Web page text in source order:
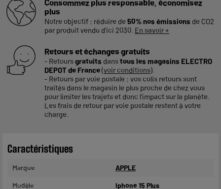
Consommez plus responsable, économisez
plus
Notre objectif : réduire de 50% nos émissions de CO2
par produit vendu d'ici 2030. En savoir +
Retours et échanges gratuits
- Retoursgratuits danstous les magasins ELECTRO
DEPOT de France(voir conditions).
- Retours par voie postale : vos colis retours sont
traités dans le magasin le plus proche de chez vous
pour limiter les trajets et donc l’impact sur la planète.
Les frais de retour par voie postale restent à votre
charge.
Caractéristiques
Marque APPLE
Modèle Iphone 15 Plus